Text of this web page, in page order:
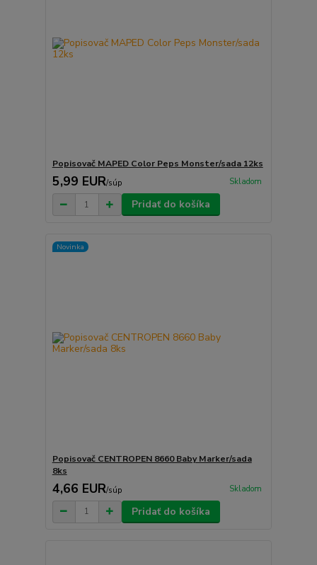
Popisovač MAPED Color Peps Monster/sada 12ks
5,99 EUR/súp Skladom
Pridať do košíka
Novinka
Popisovač CENTROPEN 8660 Baby Marker/sada
8ks
4,66 EUR/súp Skladom
Pridať do košíka